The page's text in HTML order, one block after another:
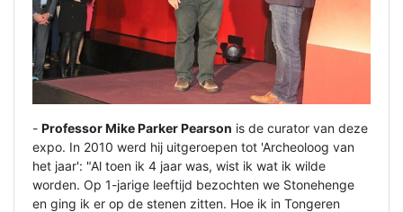
- Professor Mike Parker Pearson is de curator van deze
expo. In 2010 werd hij uitgeroepen tot 'Archeoloog van
het jaar': "Al toen ik 4 jaar was, wist ik wat ik wilde
worden. Op 1-jarige leeftijd bezochten we Stonehenge
en ging ik er op de stenen zitten. Hoe ik in Tongeren